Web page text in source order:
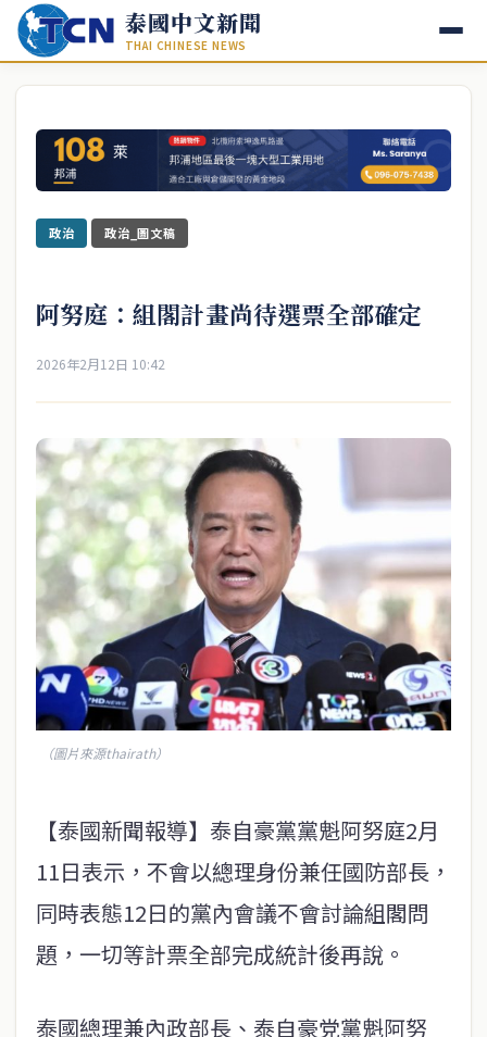
泰國中文新聞
THAI CHINESE NEWS
政治 政治_圖文稿
阿努庭：組閣計畫尚待選票全部確定
2026年2月12日 10:42
（圖片來源thairath）
【泰國新聞報導】泰自豪黨黨魁阿努庭2月
11日表示，不會以總理身份兼任國防部長，
同時表態12日的黨內會議不會討論組閣問
題，一切等計票全部完成統計後再說。
泰國總理兼內政部長、泰自豪党黨魁阿努